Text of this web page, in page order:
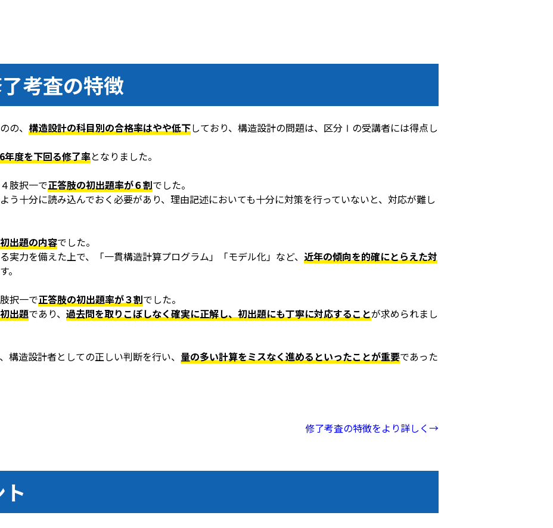
考査の特徴
の、 構造設計の科目別の合格率はやや低下しており、構造設計の問題は、区分Ⅰの受講者には得点し
年度を下回る修了率となりました。
肢択一で正答肢の初出題率が６割でした。
う十分に読み込んでおく必要があり、理由記述においても十分に対策を行っていないと、対応が難し
出題の内容でした。
実力を備えた上で、「一貫構造計算プログラム」「モデル化」など、 近年の傾向を的確にとらえた対
。
択一で正答肢の初出題率が３割でした。
出題であり、 過去問を取りこぼしなく確実に正解し、初出題にも丁寧に対応することが求められまし
構造設計者としての正しい判断を行い、 量の多い計算をミスなく進めるといったことが重要であった
修了考査の特徴をより詳しく→